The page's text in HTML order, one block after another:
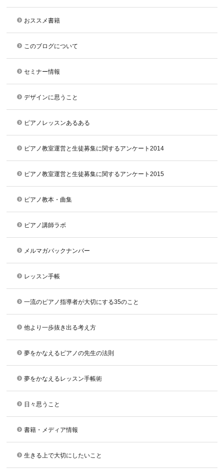
おススメ書籍
このブログについて
セミナー情報
デザインに思うこと
ピアノレッスンあるある
ピアノ教室運営と生徒募集に関するアンケート2014
ピアノ教室運営と生徒募集に関するアンケート2015
ピアノ教本・曲集
ピアノ講師ラボ
メルマガバックナンバー
レッスン手帳
一流のピアノ指導者が大切にする35のこと
他より一歩抜き出る考え方
夢をかなえるピアノの先生の法則
夢をかなえるレッスン手帳術
日々思うこと
書籍・メディア情報
生きる上で大切にしたいこと